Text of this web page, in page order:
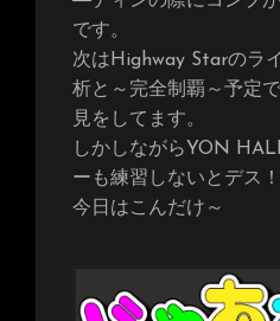
です。
次はHighway Starのラ
析と～完全制覇～予定
見をしてます。
しかしながらYON
ーも練習しないとデス！
今日はこんだけ～